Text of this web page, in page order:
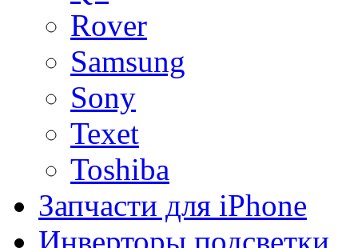
Rover
Samsung
Sony
Texet
Toshiba
Запчасти для iPhone
Инверторы подсветки